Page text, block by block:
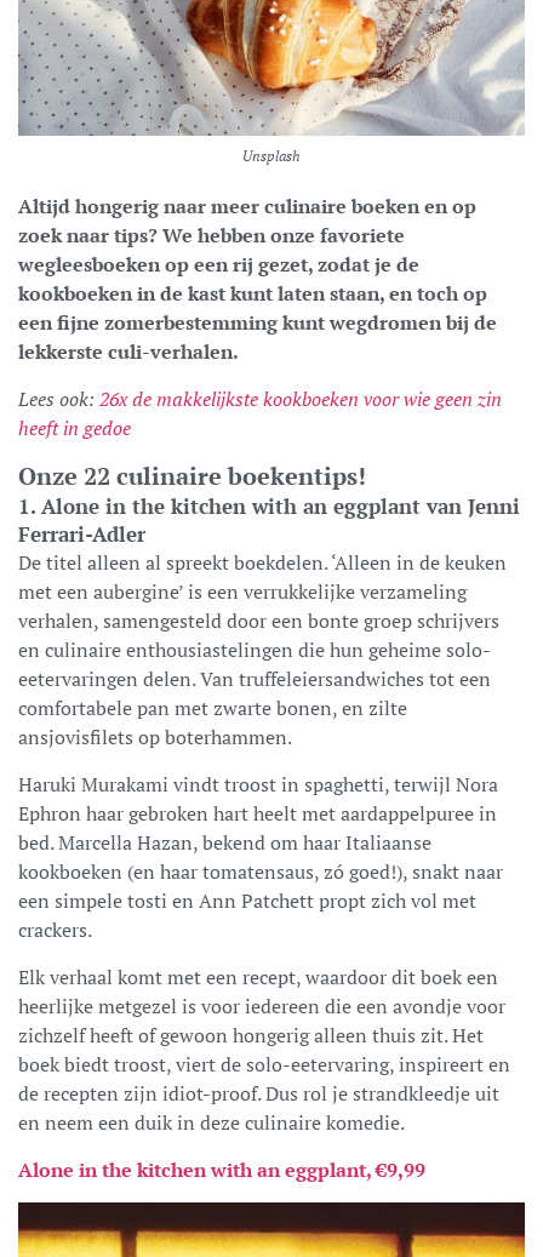
Unsplash
Altijd hongerig naar meer culinaire boeken en op
zoek naar tips? We hebben onze favoriete
wegleesboeken op een rij gezet, zodat je de
kookboeken in de kast kunt laten staan, en toch op
een fijne zomerbestemming kunt wegdromen bij de
lekkerste culi-verhalen.
Lees ook: 26x de makkelijkste kookboeken voor wie geen zin
heeft in gedoe
Onze 22 culinaire boekentips!
1. Alone in the kitchen with an eggplant van Jenni
Ferrari-Adler
De titel alleen al spreekt boekdelen. ‘Alleen in de keuken
met een aubergine’ is een verrukkelijke verzameling
verhalen, samengesteld door een bonte groep schrijvers
en culinaire enthousiastelingen die hun geheime solo-
eetervaringen delen. Van truffeleiersandwiches tot een
comfortabele pan met zwarte bonen, en zilte
ansjovisfilets op boterhammen.
Haruki Murakami vindt troost in spaghetti, terwijl Nora
Ephron haar gebroken hart heelt met aardappelpuree in
bed. Marcella Hazan, bekend om haar Italiaanse
kookboeken (en haar tomatensaus, zó goed!), snakt naar
een simpele tosti en Ann Patchett propt zich vol met
crackers.
Elk verhaal komt met een recept, waardoor dit boek een
heerlijke metgezel is voor iedereen die een avondje voor
zichzelf heeft of gewoon hongerig alleen thuis zit. Het
boek biedt troost, viert de solo-eetervaring, inspireert en
de recepten zijn idiot-proof. Dus rol je strandkleedje uit
en neem een duik in deze culinaire komedie.
Alone in the kitchen with an eggplant, €9,99